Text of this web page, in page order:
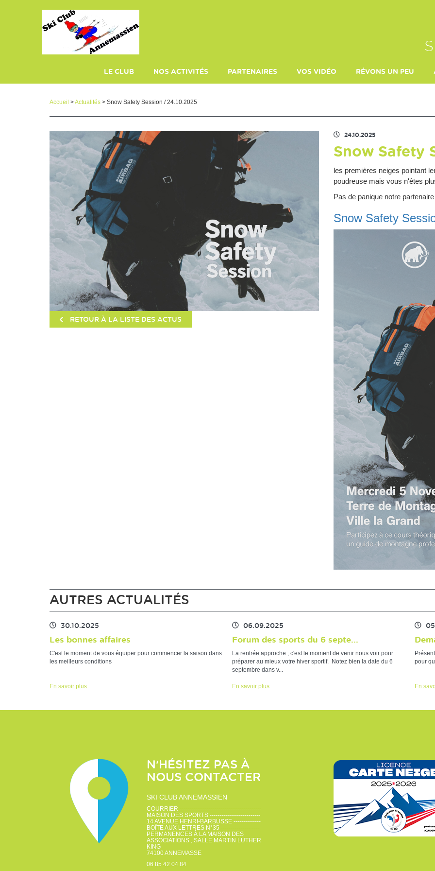
LE CLUB NOS ACTIVITÉS PARTENAIRES VOS VIDÉO RÉVONS UN PEU
Accueil >Actualités > Snow Safety Session / 24.10.2025
RETOUR À LA LISTE DES ACTUS
24.10.2025
Snow Safety
les premières neiges pointant
poudreuse mais vous n'êtes
Pas de panique notre
Snow Safety
AUTRES ACTUALITÉS
30.10.2025
Les bonnes affaires
C'est le moment de vous équiper pour commencer la saison dans
les meilleurs conditions
En savoir plus
06.09.2025
Forum des sports du 6 septe...
La rentrée approche ; c'est le moment de venir nous voir pour
préparer au mieux votre hiver sportif. Notez bien la date du 6
septembre dans v...
En savoir plus
pour
En
N'HÉSITEZ PAS À
NOUS CONTACTER
SKI CLUB ANNEMASSIEN
COURRIER ------------------------------------------
MAISON DES SPORTS --------------------------
14 AVENUE HENRI-BARBUSSE --------------
BOÎTE AUX LETTRES N°35 --------------------
PERMANENCES À LA MAISON DES
ASSOCIATIONS , SALLE MARTIN LUTHER
KING
74100ANNEMASSE
06 85 42 04 84